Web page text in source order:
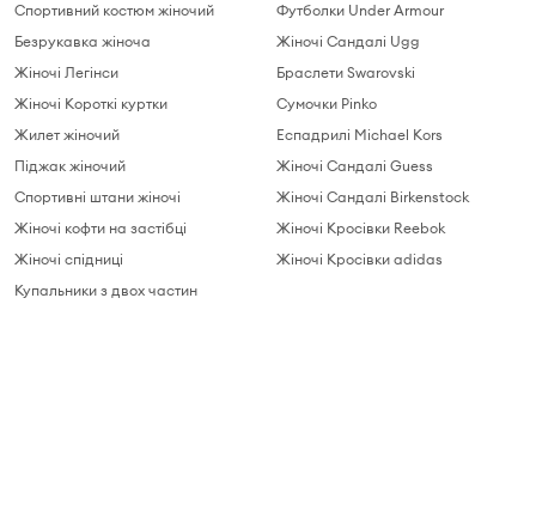
Спортивний костюм жіночий
Безрукавка жіноча
Жіночі Легінси
Жіночі Короткі куртки
Жилет жіночий
Піджак жіночий
Спортивні штани жіночі
Жіночі кофти на застібці
Жіночі спідниці
Купальники з двох частин
Футболки Under Armour
Жіночі Сандалі Ugg
Браслети Swarovski
Сумочки Pinko
Еспадрилі Michael Kors
Жіночі Сандалі Guess
Жіночі Сандалі Birkenstock
Жіночі Кросівки Reebok
Жіночі Кросівки adidas